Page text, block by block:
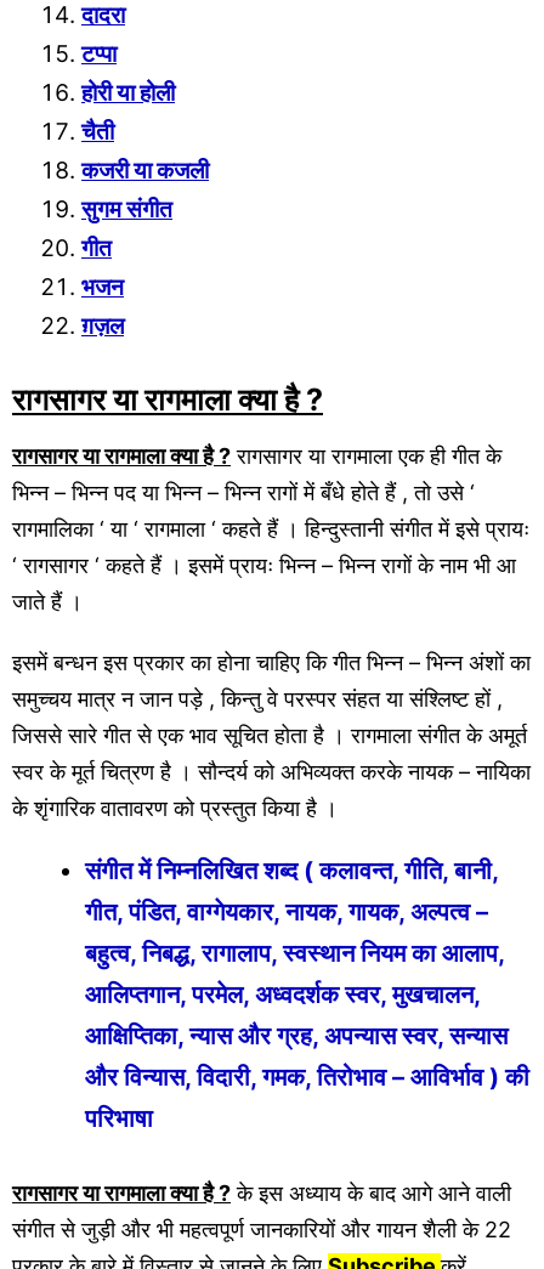
दादरा
टप्पा
होरी या होली
चैती
कजरी या कजली
सुगम संगीत
गीत
भजन
ग़ज़ल
रागसागर या रागमालाक्या है ?
रागसागर या रागमालाक्या है ?रागसागर या रागमाला एक ही गीत के
भिन्न – भिन्न पद या भिन्न – भिन्न रागों में बँधे होते हैं , तो उसे ‘
रागमालिका ‘ या ‘ रागमाला ‘ कहते हैं । हिन्दुस्तानी संगीत में इसे प्रायः
‘ रागसागर ‘ कहते हैं । इसमें प्रायः भिन्न – भिन्न रागों के नाम भी आ
जाते हैं ।
इसमें बन्धन इस प्रकार का होना चाहिए कि गीत भिन्न – भिन्न अंशों का
समुच्चय मात्र न जान पड़े , किन्तु वे परस्पर संहत या संश्लिष्ट हों ,
जिससे सारे गीत से एक भाव सूचित होता है । रागमाला संगीत के अमूर्त
स्वर के मूर्त चित्रण है । सौन्दर्य को अभिव्यक्त करके नायक – नायिका
के शृंगारिक वातावरण को प्रस्तुत किया है ।
संगीत में निम्नलिखित शब्द ( कलावन्त, गीति, बानी,
गीत, पंडित, वाग्गेयकार, नायक, गायक, अल्पत्व –
बहुत्व, निबद्ध, रागालाप, स्वस्थान नियम का आलाप,
आलिप्तगान, परमेल, अध्वदर्शक स्वर, मुखचालन,
आक्षिप्तिका, न्यास और ग्रह, अपन्यास स्वर, सन्यास
और विन्यास, विदारी, गमक, तिरोभाव – आविर्भाव ) की
परिभाषा
रागसागर या रागमालाक्या है ?के इस अध्याय के बाद आगे आने वाली
संगीत से जुड़ी और भी महत्वपूर्ण जानकारियों और गायन शैली के 22